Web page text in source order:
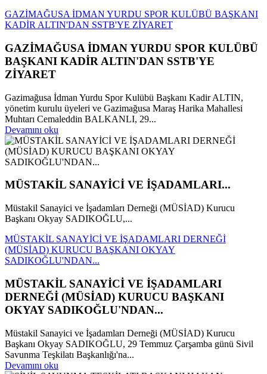
GAZİMAĞUSA İDMAN YURDU SPOR KULÜBÜ BAŞKANI
KADİR ALTIN'DAN SSTB'YE ZİYARET
GAZİMAĞUSA İDMAN YURDU SPOR KULÜBÜ
BAŞKANI KADİR ALTIN'DAN SSTB'YE
ZİYARET
Gazimağusa İdman Yurdu Spor Kulübü Başkanı Kadir ALTIN,
yönetim kurulu üyeleri ve Gazimağusa Maraş Harika Mahallesi
Muhtarı Cemaleddin BALKANLI, 29...
Devamını oku
MÜSTAKİL SANAYİCİ VE İŞADAMLARI...
Müstakil Sanayici ve İşadamları Derneği (MÜSİAD) Kurucu
Başkanı Okyay SADIKOĞLU,...
MÜSTAKİL SANAYİCİ VE İŞADAMLARI DERNEĞİ
(MÜSİAD) KURUCU BAŞKANI OKYAY
SADIKOĞLU'NDAN...
MÜSTAKİL SANAYİCİ VE İŞADAMLARI
DERNEĞİ (MÜSİAD) KURUCU BAŞKANI
OKYAY SADIKOĞLU'NDAN...
Müstakil Sanayici ve İşadamları Derneği (MÜSİAD) Kurucu
Başkanı Okyay SADIKOĞLU, 29 Temmuz Çarşamba günü Sivil
Savunma Teşkilatı Başkanlığı'na...
Devamını oku